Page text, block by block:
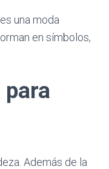
una moda
en símbolos,
para
Además de la